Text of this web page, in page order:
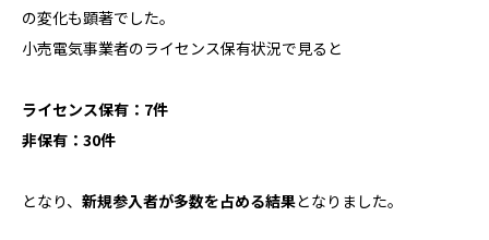
の変化も顕著でした。
小売電気事業者のライセンス保有状況で見ると
ライセンス保有：7件
非保有：30件
となり、 新規参入者が多数を占める結果となりました。